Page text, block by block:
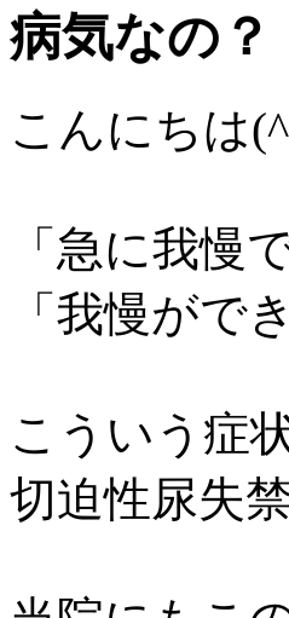
病気なの？
こんにちは
「急に我慢
「我慢がで
こういう症
切迫性尿失